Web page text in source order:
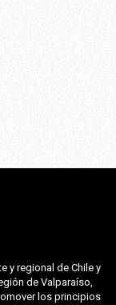
y regional de Chile y
de Valparaíso,
los principios